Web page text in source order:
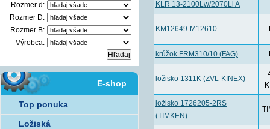
KLR 13-2100Lw/2070Li A
KM12649-M12610
krúžok FRM310/10 (FAG)
ložisko 1311K (ZVL-KINEX)
ložisko 1726205-2RS
(TIMKEN)
Rozmer d:
Rozmer D:
Rozmer B:
Výrobca:
E-shop
Top ponuka
Ložiská